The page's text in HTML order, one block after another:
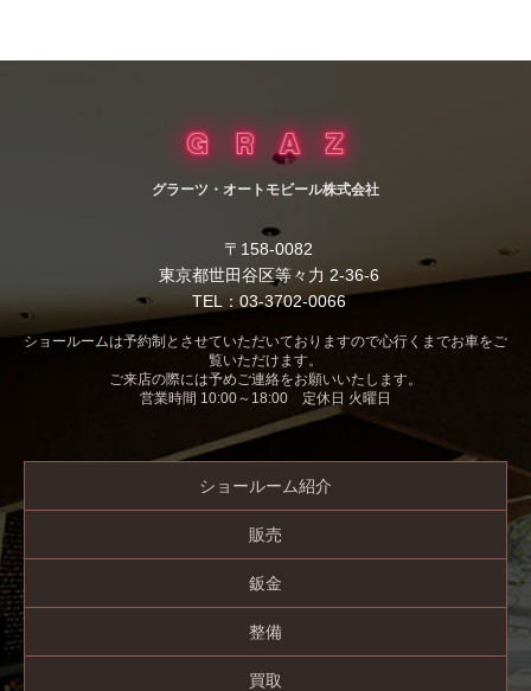
グラーツ・オートモビール株式会社
〒158-0082
東京都世田谷区等々力 2-36-6
TEL：03-3702-0066
ショールームは予約制とさせていただいておりますので心行くまでお車をご
覧いただけます。
ご来店の際には予めご連絡をお願いいたします。
営業時間 10:00～18:00 定休日 火曜日
ショールーム紹介
販売
鈑金
整備
買取